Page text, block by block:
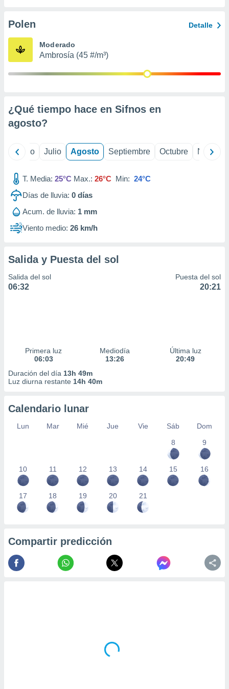
e
mediante
publicidad
publicidad
de
Polen Detalle
Moderado
Ambrosía (45 #/m³)
¿Qué tiempo hace en Sifnos en
agosto?
Junio Julio Agosto Septiembre Octubre
T. Media: 25°C Max.: 26°C Min: 24°C
Días de lluvia: 0 días
Acum. de lluvia: 1 mm
Viento medio: 26 km/h
Salida y Puesta del sol
Salida del sol
06:32
Puesta del sol
20:21
Primera luz
06:03
Mediodía
13:26
Última luz
20:49
Duración del día 13h 49m
Luz diurna restante 14h 40m
Calendario lunar
Lun Mar Mié Jue Vie Sáb
Dom
8
9
10 11 12 13 14 15 16
17 18 19 20 21
Compartir predicción